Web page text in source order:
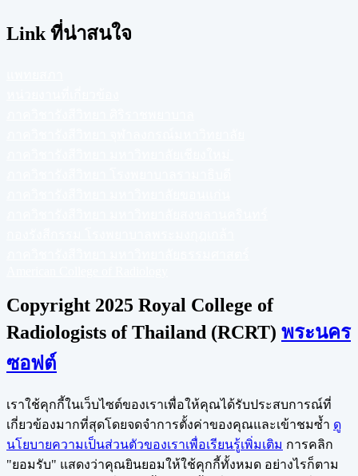
Link ที่น่าสนใจ
Copyright 2025 Royal College of
Radiologists of Thailand (RCRT) พระนคร
ซอฟต์
เราใช้คุกกี้ในเว็บไซต์ของเราเพื่อให้คุณได้รับประสบการณ์ที่
เกี่ยวข้องมากที่สุดโดยจดจำการตั้งค่าของคุณและเข้าชมซ้ำ ดู
นโยบายความเป็นส่วนตัวของเราเพื่อเรียนรู้เพิ่มเติม การคลิก
"ยอมรับ" แสดงว่าคุณยินยอมให้ใช้คุกกี้ทั้งหมด อย่างไรก็ตาม